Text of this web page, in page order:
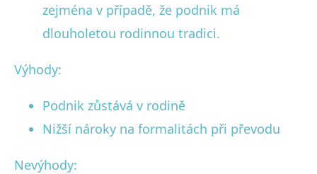
zejména v případě, že podnik má
dlouholetou rodinnou tradici.
Výhody:
Podnik zůstává v rodině
Nižší nároky na formalitách při převodu
Nevýhody: